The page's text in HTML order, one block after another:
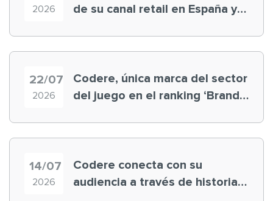
2026
de su canal retail en España y
22/07
2026
Codere, única marca del sector
del juego en el ranking ‘Brand
14/07
2026
Codere conecta con su
audiencia a través de historias